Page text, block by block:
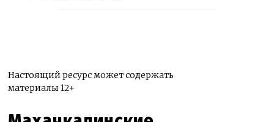
Настоящий ресурс может содержать
материалы 12+